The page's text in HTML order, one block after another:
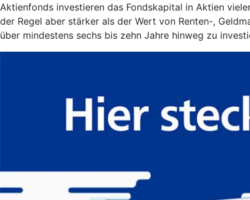
Aktienfonds investieren das Fondskapital in Aktien
der Regel aber stärker als der Wert von Renten-,
über mindestens sechs bis zehn Jahre hinweg zu